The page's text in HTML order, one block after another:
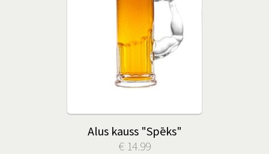
Alus kauss "Spēks"
€ 14.99